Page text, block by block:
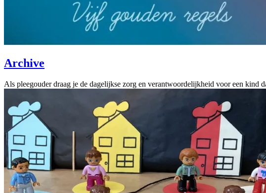
Archive
Als pleegouder draag je de dagelijkse zorg en verantwoordelijkheid voor een